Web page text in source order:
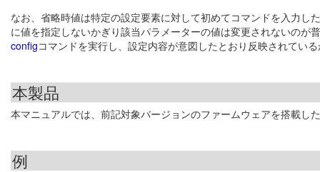
なお、省略時値は特定の設定要素に対して初めてコマンドを入力
に値を指定しないかぎり該当パラメーターの値は変更されないの
configコマンドを実行し、設定内容が意図したとおり反映されてい
本製品
本マニュアルでは、前記対象バージョンのファームウェアを搭載し
例